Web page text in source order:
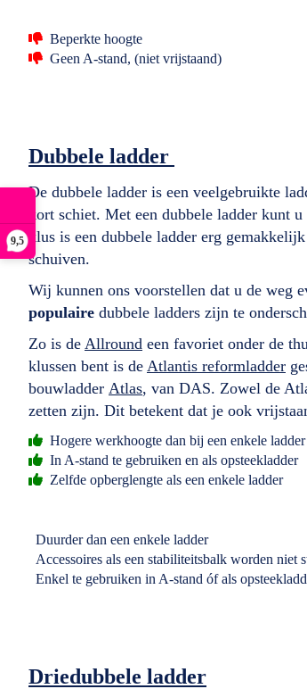
9,5
Beperkte hoogte
Geen A-stand, (niet vrijstaand)
Dubbele ladder
De dubbele ladder is een veelgebruikte
kort schiet. Met een dubbele ladder kunt
klus is een dubbele ladder erg
schuiven.
Wij kunnen ons voorstellen dat u de weg
populaire dubbele ladders zijn te
Zo is de Allround een favoriet onder de
klussen bent is de Atlantis reformladder
bouwladder Atlas, van DAS. Zowel de
zetten zijn. Dit betekent dat je ook
Hogere werkhoogte dan bij een enkele ladder
In A-stand te gebruiken en als opsteekladder
Zelfde opberglengte als een enkele ladder
Duurder dan een enkele ladder
Accessoires als een stabiliteitsbalk worden niet
Enkel te gebruiken in A-stand óf als
Driedubbele ladder